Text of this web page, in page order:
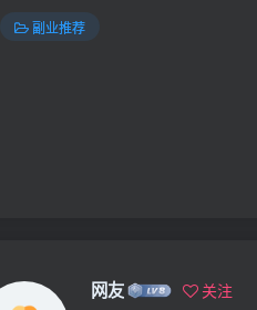
副业推荐
网友 关注